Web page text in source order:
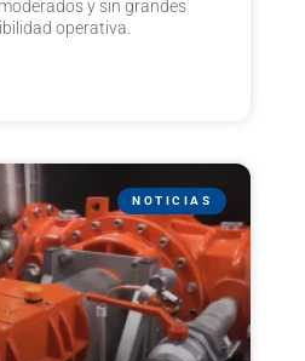
y sin grandes
operativa.
NOTICIAS